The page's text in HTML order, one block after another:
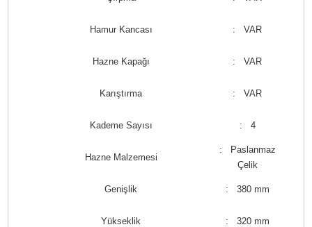
Hamur Kancası : VAR
Hazne Kapağı : VAR
Karıştırma : VAR
Kademe Sayısı : 4
Hazne Malzemesi
: Paslanmaz
Çelik
Genişlik : 380 mm
Yükseklik : 320 mm